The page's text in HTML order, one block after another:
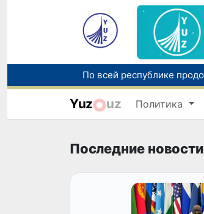
Yuz uz Политика
Последние новости